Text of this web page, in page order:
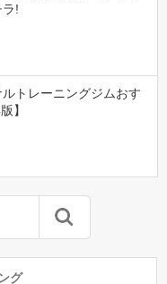
!
トレーニングジムおす
】
グ